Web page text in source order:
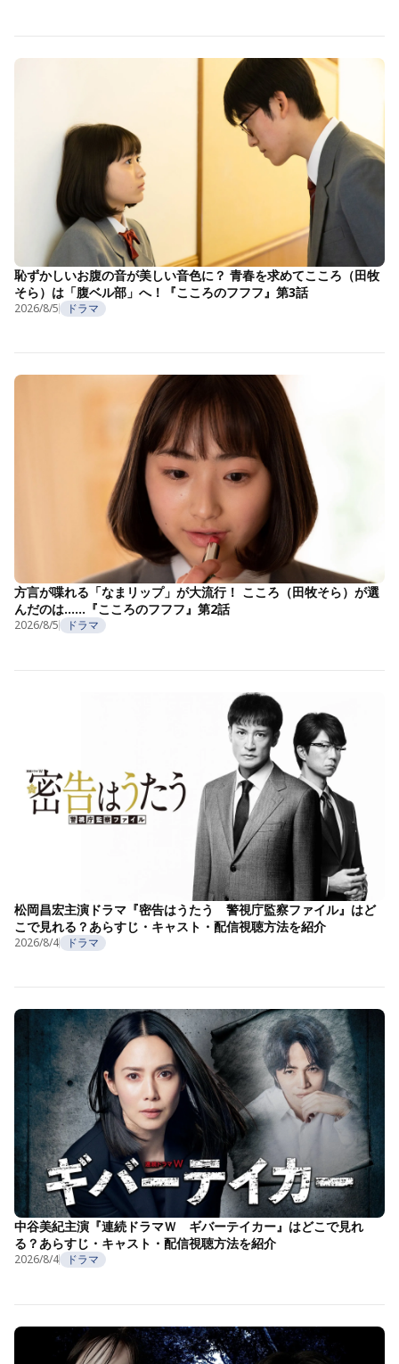
恥ずかしいお腹の音が美しい音色に？ 青春を求めてこころ（田牧
そら）は「腹ベル部」へ！『こころのフフフ』第3話
2026/8/5 ドラマ
方言が喋れる「なまリップ」が大流行！ こころ（田牧そら）が選
んだのは……『こころのフフフ』第2話
2026/8/5 ドラマ
松岡昌宏主演ドラマ『密告はうたう 警視庁監察ファイル』はど
こで見れる？あらすじ・キャスト・配信視聴方法を紹介
2026/8/4 ドラマ
中谷美紀主演『連続ドラマＷ ギバーテイカー』はどこで見れ
る？あらすじ・キャスト・配信視聴方法を紹介
2026/8/4 ドラマ